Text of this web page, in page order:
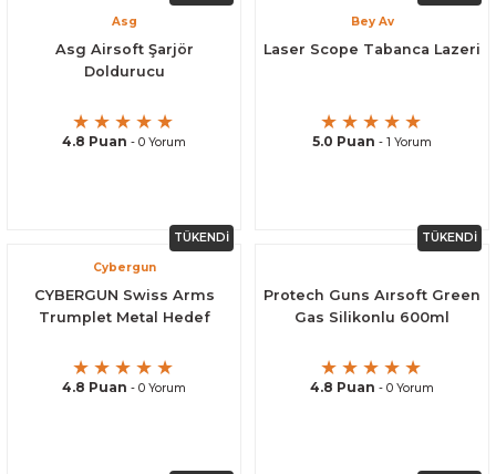
Asg
Asg Airsoft Şarjör
Doldurucu
4.8 Puan - 0 Yorum
Bey Av
Laser Scope Tabanca Lazeri
5.0 Puan - 1 Yorum
TÜKENDİ
Cybergun
CYBERGUN Swiss Arms
Trumplet Metal Hedef
4.8 Puan - 0 Yorum
TÜKENDİ
Protech Guns Aırsoft Green
Gas Silikonlu 600ml
4.8 Puan - 0 Yorum